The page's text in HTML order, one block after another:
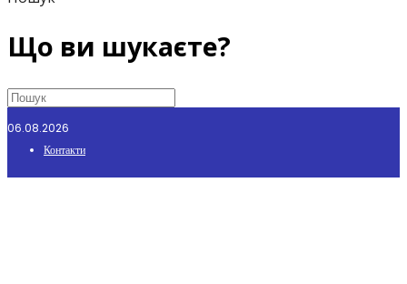
Що ви шукаєте?
06.08.2026
Контакти